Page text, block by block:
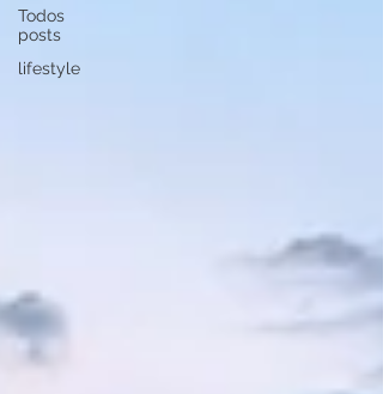
Todos
posts
lifestyle